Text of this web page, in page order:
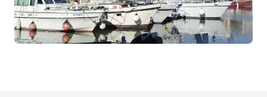
Location de vélo - Enfant 45,50 €
/ semaine
77,00 €